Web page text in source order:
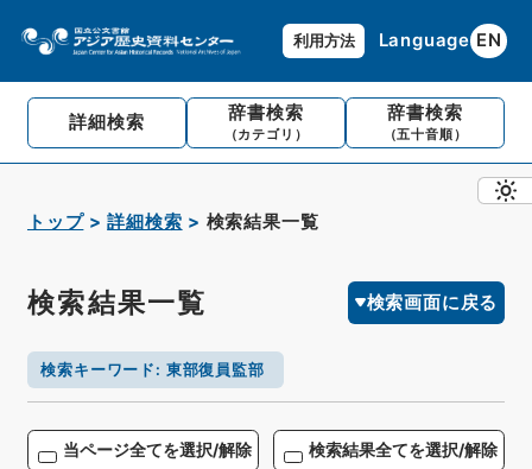
利用方法 Language EN
詳細検索 辞書検索
（カテゴリ）
辞書検索
（五十音順）
トップ 詳細検索 検索結果一覧
検索結果一覧 検索画面に戻る
検索キーワード : 東部復員監部
当ページ全てを選択/解除 検索結果全てを選択/解除